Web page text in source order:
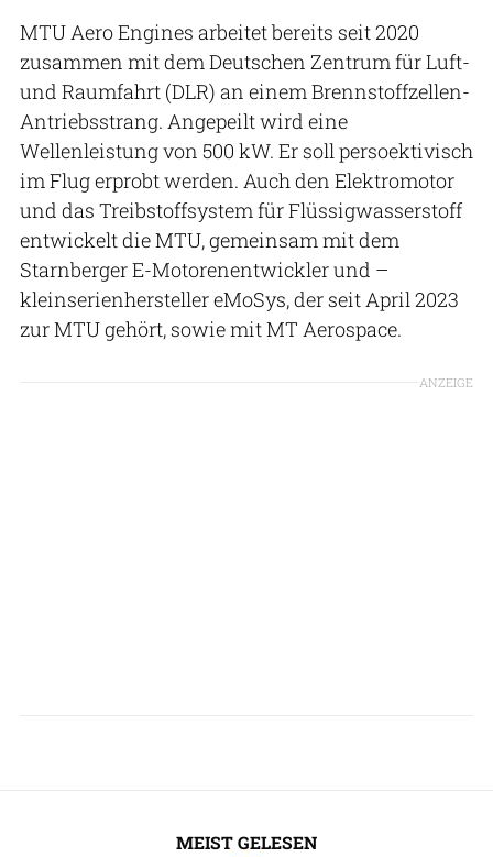
MTU Aero Engines arbeitet bereits seit 2020
zusammen mit dem Deutschen Zentrum für Luft-
und Raumfahrt (DLR) an einem Brennstoffzellen-
Antriebsstrang. Angepeilt wird eine
Wellenleistung von 500 kW. Er soll persoektivisch
im Flug erprobt werden. Auch den Elektromotor
und das Treibstoffsystem für Flüssigwasserstoff
entwickelt die MTU, gemeinsam mit dem
Starnberger E-Motorenentwickler und –
kleinserienhersteller eMoSys, der seit April 2023
zur MTU gehört, sowie mit MT Aerospace.
ANZEIGE
MEIST GELESEN